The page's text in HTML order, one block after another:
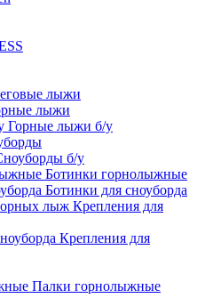
лыжи
лыжи
Горные лыжи б/у
б/у
Ботинки горнолыжные
Ботинки для сноуборда
Крепления для
Крепления для
Палки горнолыжные